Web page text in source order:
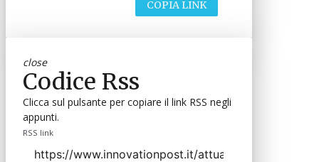
COPIA LINK
close
Codice Rss
Clicca sul pulsante per copiare il link RSS negli
appunti.
RSS link